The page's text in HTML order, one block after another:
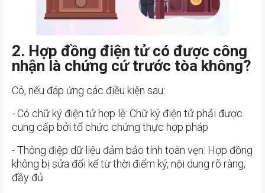
2. Hợp đồng điện tử có được công
nhận là chứng cứ trước tòa không?
Có, nếu đáp ứng các điều kiện sau:
- Có chữ ký điện tử hợp lệ: Chữ ký điện tử phải được
cung cấp bởi tổ chức chứng thực hợp pháp
- Thông điệp dữ liệu đảm bảo tính toàn vẹn: Hợp đồng
không bị sửa đổi kể từ thời điểm ký, nội dung rõ ràng,
đầy đủ